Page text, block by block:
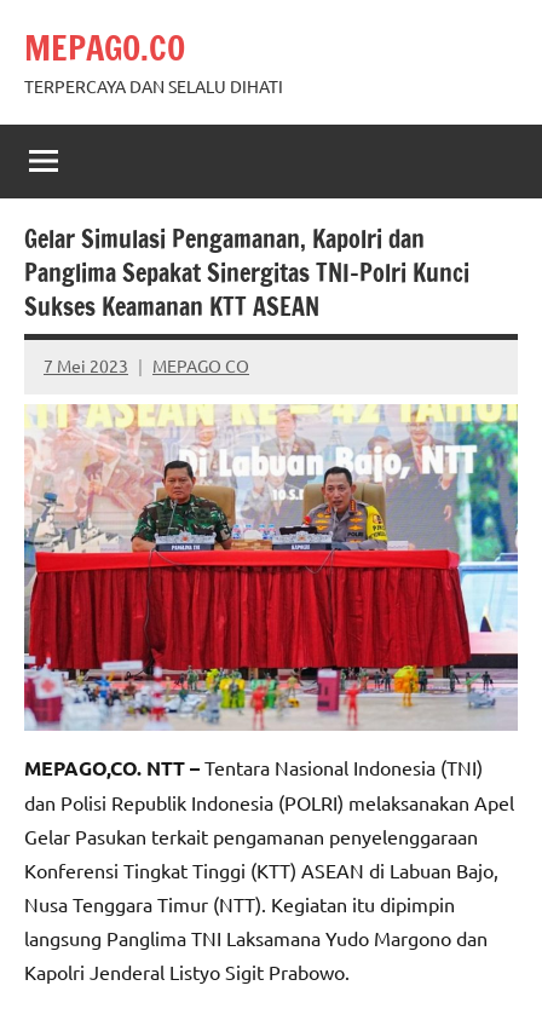
content
MEPAGO.CO
TERPERCAYA DAN SELALU DIHATI
Gelar Simulasi Pengamanan, Kapolri dan
Panglima Sepakat Sinergitas TNI-Polri Kunci
Sukses Keamanan KTT ASEAN
7 Mei 2023 MEPAGO CO
No
comments
MEPAGO,CO. NTT – Tentara Nasional Indonesia (TNI)
dan Polisi Republik Indonesia (POLRI) melaksanakan Apel
Gelar Pasukan terkait pengamanan penyelenggaraan
Konferensi Tingkat Tinggi (KTT) ASEAN di Labuan Bajo,
Nusa Tenggara Timur (NTT). Kegiatan itu dipimpin
langsung Panglima TNI Laksamana Yudo Margono dan
Kapolri Jenderal Listyo Sigit Prabowo.